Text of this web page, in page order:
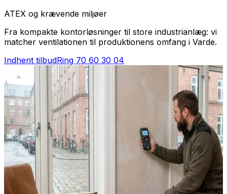
ATEX og krævende miljøer
Fra kompakte kontorløsninger til store industrianlæg: vi
matcher ventilationen til produktionens omfang i Varde.
Indhent tilbudRing 70 60 30 04